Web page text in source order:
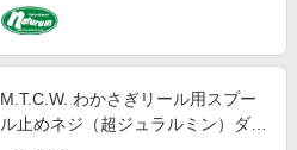
M.T.C.W. わかさぎリール用スプー
ル止めネジ（超ジュラルミン）ダイ